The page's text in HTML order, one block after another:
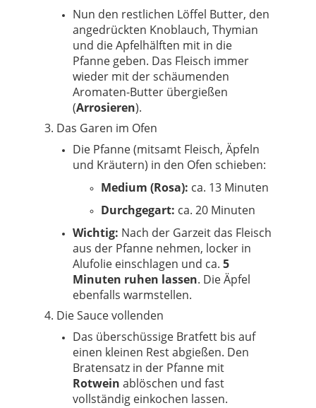
Nun den restlichen Löffel Butter, den
angedrückten Knoblauch, Thymian
und die Apfelhälften mit in die
Pfanne geben. Das Fleisch immer
wieder mit der schäumenden
Aromaten-Butter übergießen
(Arrosieren).
3. Das Garen im Ofen
Die Pfanne (mitsamt Fleisch, Äpfeln
und Kräutern) in den Ofen schieben:
Medium (Rosa): ca. 13 Minuten
Durchgegart: ca. 20 Minuten
Wichtig: Nach der Garzeit das Fleisch
aus der Pfanne nehmen, locker in
Alufolie einschlagen und ca. 5
Minuten ruhen lassen. Die Äpfel
ebenfalls warmstellen.
4. Die Sauce vollenden
Das überschüssige Bratfett bis auf
einen kleinen Rest abgießen. Den
Bratensatz in der Pfanne mit
Rotwein ablöschen und fast
vollständig einkochen lassen.